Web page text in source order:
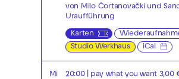
von Milo Čortanovački und
Uraufführung
Karten
Studio Werkhaus
iCal
Mi 20:00
| pay what you want